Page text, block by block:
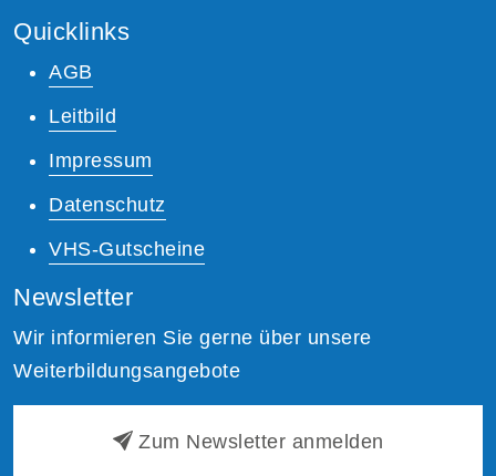
Quicklinks
AGB
Leitbild
Impressum
Datenschutz
VHS-Gutscheine
Newsletter
Wir informieren Sie gerne über unsere
Weiterbildungsangebote
Zum Newsletter anmelden